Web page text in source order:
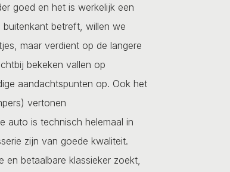
goed en het is werkelijk een
betreft, willen we
maar verdient op de langere
bekeken vallen op
aandachtspunten op. Ook het
vertonen
auto is technisch helemaal in
zijn van goede kwaliteit.
en betaalbare klassieker zoekt,